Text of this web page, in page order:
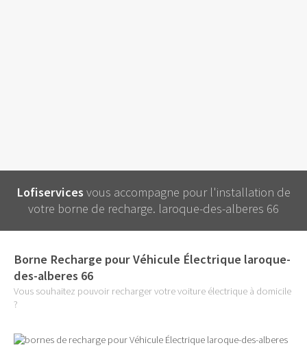
Lofiservices vous accompagne pour l'installation de
votre borne de recharge. laroque-des-alberes 66
Borne Recharge pour Véhicule Électrique laroque-
des-alberes 66
Vous souhaitez pouvoir recharger votre voiture électrique à domicile
?